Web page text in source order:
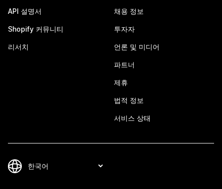
API 설명서
Shopify 커뮤니티
리서치
채용 정보
투자자
언론 및 미디어
파트너
제휴
법적 정보
서비스 상태